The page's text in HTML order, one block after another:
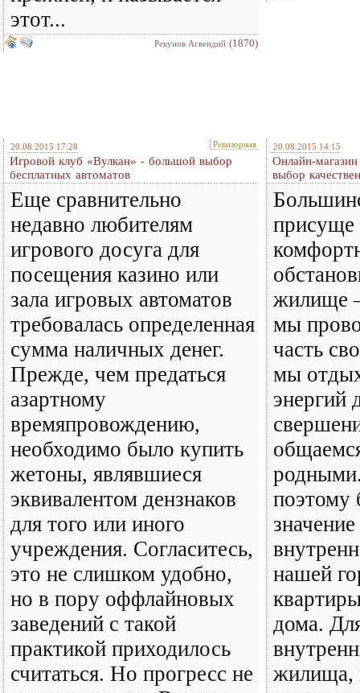
этот...
Рекунов Агвендий (1870)
20.08.2015 17:28 Ревизорная
Игровой клуб «Вулкан» - большой выбор
бесплатных автоматов
Еще сравнительно
недавно любителям
игрового досуга для
посещения казино или
зала игровых автоматов
требовалась определенная
сумма наличных денег.
Прежде, чем предаться
азартному
времяпровождению,
необходимо было купить
жетоны, являвшиеся
эквивалентом дензнаков
для того или иного
учреждения. Согласитесь,
это не слишком удобно,
но в пору оффлайновых
заведений с такой
практикой приходилось
считаться. Но прогресс не
20.08.2015 14:15
Онлайн-
выбор
присуще
жилище
мы
часть
мы
энергий
поэтому
нашей
дома.
жилища,